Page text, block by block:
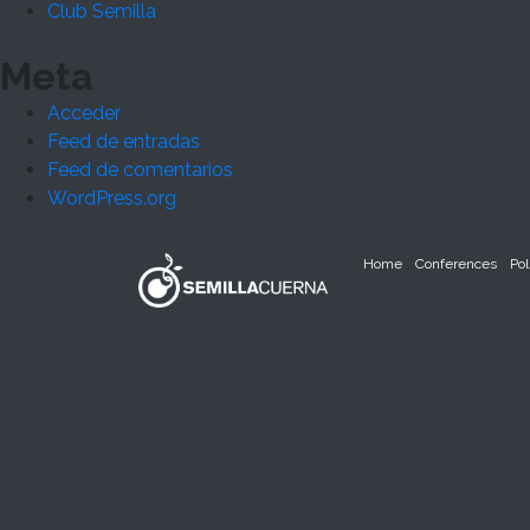
Club Semilla
Meta
Acceder
Feed de entradas
Feed de comentarios
WordPress.org
Home Conferences